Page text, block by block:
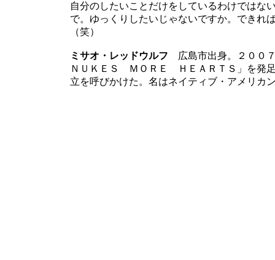
自分のしたいことだけをしているわけではな
で。ゆっくりしたいじゃないですか。できれ
（笑）
ミサオ・レッドウルフ 広島市出身。２００
ＮＵＫＥＳ ＭＯＲＥ ＨＥＡＲＴＳ」を発
立を呼びかけた。名はネイティブ・アメリ